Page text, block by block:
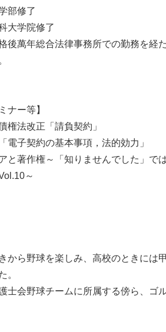
部修了
大学院修了
後萬年総合法律事務所での勤務を経
ナー等】
権法改正「請負契約」
電子契約の基本事項，法的効力」
と著作権～「知りませんでした」で
～
から野球を楽しみ、高校のときには
。
士会野球チームに所属する傍ら、ゴ